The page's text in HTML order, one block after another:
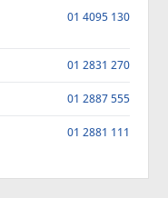
01 4095 130
01 2831 270
01 2887 555
01 2881 111